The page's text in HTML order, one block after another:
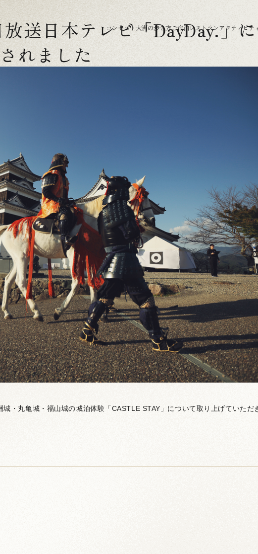
コンセプト 大洲の歩き方ご宿泊レストランアクティビテ
送日本テレビ「DayDay.」
れました
・丸亀城・福山城の城泊体験「CASTLE STAY」について取り上げていただ